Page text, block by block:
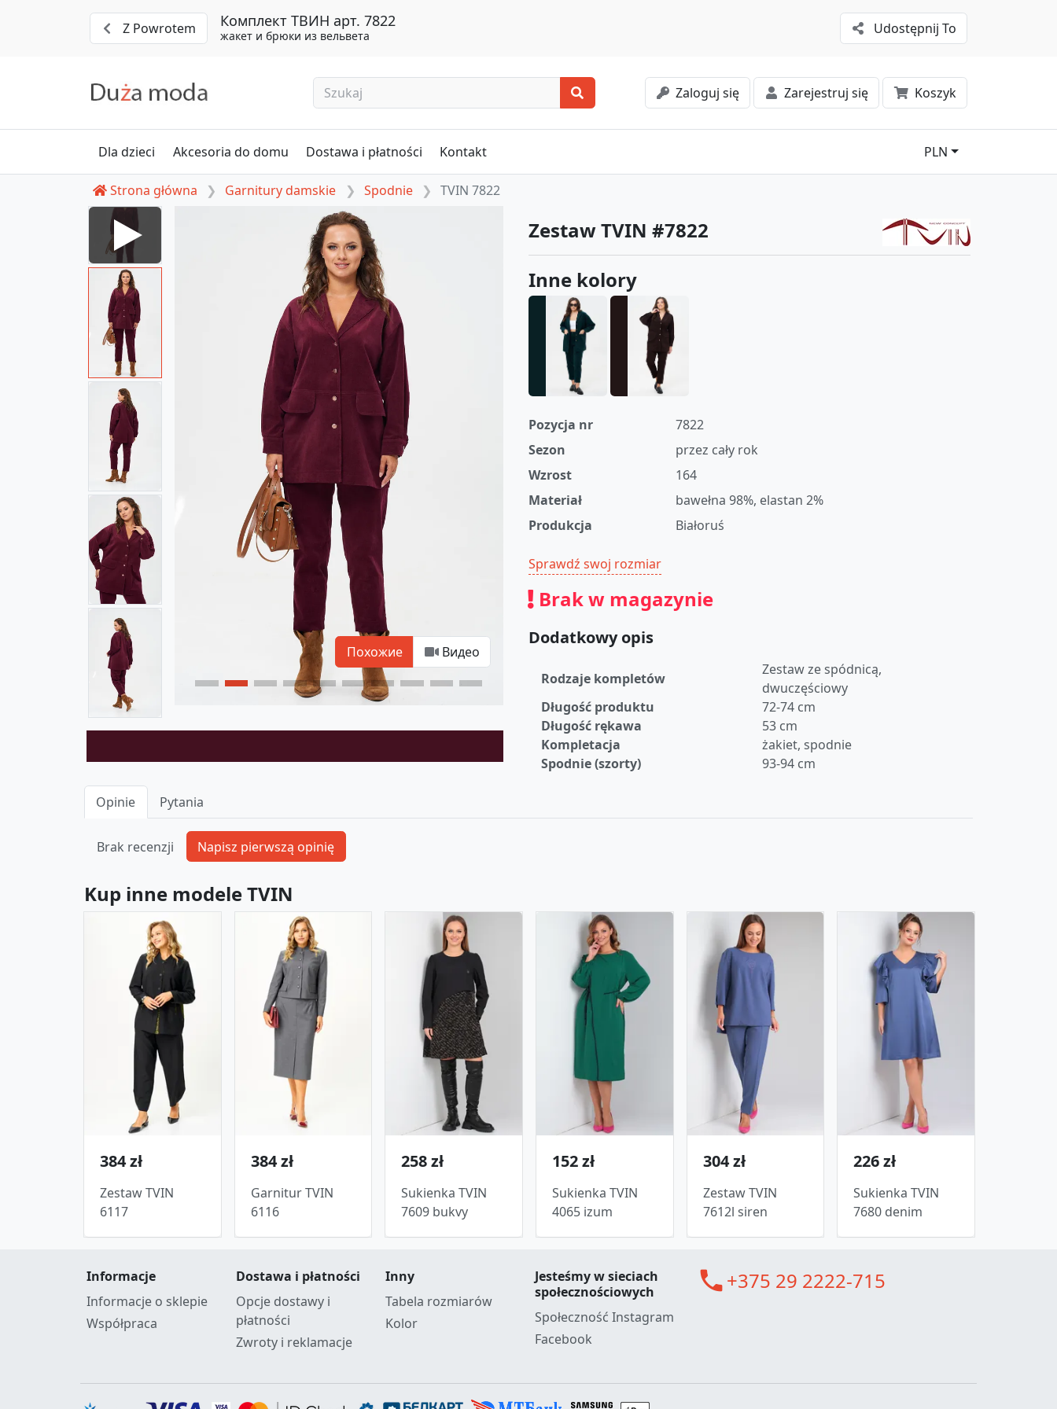
Z Powrotem Комплект ТВИН арт. 7822
жакет и брюки из вельвета Udostępnij To
Zaloguj się Zarejestruj się Koszyk
Dla dzieci Akcesoria do domu Dostawa i płatności Kontakt PLN
Strona główna Garnitury damskie Spodnie TVIN 7822
Похожие Видео
Zestaw TVIN #7822
Inne kolory
Pozycja nr
7822
Sezon
przez cały rok
Wzrost
164
Materiał
bawełna 98%, elastan 2%
Produkcja
Białoruś
Sprawdź swoj rozmiar
Brak w magazynie
Dodatkowy opis
Rodzaje kompletów
Zestaw ze spódnicą,
dwuczęściowy
Długość produktu
72-74 cm
Długość rękawa
53 cm
Kompletacja
żakiet, spodnie
Spodnie (szorty)
93-94 cm
Opinie Pytania
Brak recenzji
Kup inne modele TVIN
384 zł
Zestaw TVIN
6117
384 zł
Garnitur TVIN
6116
258 zł
Sukienka TVIN
7609 bukvy
152 zł
Sukienka TVIN
4065 izum
304 zł
Zestaw TVIN
7612l siren
226 zł
Sukienka TVIN
7680 denim
Informacje
Informacje o sklepie
Współpraca
Dostawa i płatności
Opcje dostawy i
płatności
Zwroty i reklamacje
Inny
Tabela rozmiarów
Kolor
Jesteśmy w sieciach
społecznościowych
Społeczność Instagram
Facebook
call+375 29 2222-715